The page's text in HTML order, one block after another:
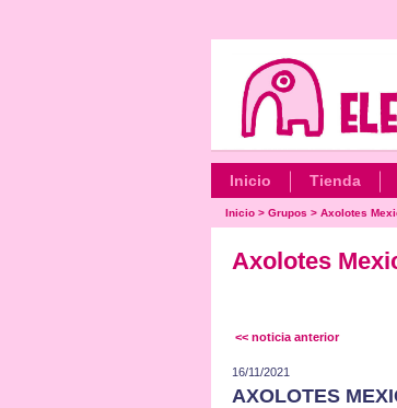
Inicio Tienda
Inicio> Grupos > Axolotes
Axolotes
<< noticia anterior
16/11/2021
AXOLOTES